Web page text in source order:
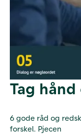
Tag
6 gode råd og
forskel. Pjecen